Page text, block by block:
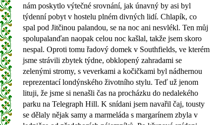
nám poskytlo výtečné srovnání, jak únavný by asi byl
týdenní pobyt v hostelu plném divných lidí. Chlapík, co
spal pod Jitčinou palandou, se na noc ani nesvlékl. Ten můj
spolupalanďan naopak celou noc kašlal, takže jsem skoro
nespal. Oproti tomu řadový domek v Southfields, ve kterém
jsme strávili zbytek týdne, obklopený zahradami se
zelenými stromy, s veverkami a kočičkami byl nádhernou
reprezentací londýnského životního stylu. Teď už jenom
lituji, že jsme si nenašli čas na procházku do nedalekého
parku na Telegraph Hill. K snídani jsem navařil čaj, tousty
se dělaly nějak samy a marmeláda s margarínem zbyla v